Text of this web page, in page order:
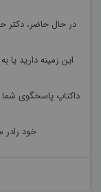
در حال حاضر، دکتر
این زمینه دارید یا
داکتاپ پاسخگوی
خود رادر